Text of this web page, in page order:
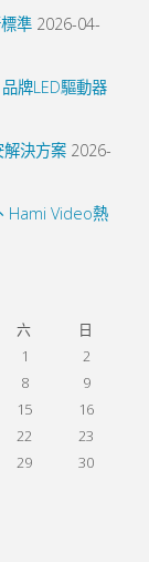
準 2026-04-
牌LED驅動器
決方案 2026-
Hami Video熱
六
日
1
2
8
9
15
16
22
23
29
30